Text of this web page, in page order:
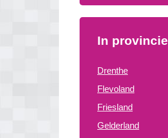
In provincie
Drenthe
Flevoland
Friesland
Gelderland